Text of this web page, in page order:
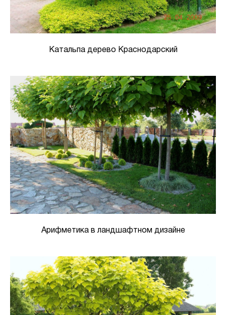
Катальпа дерево Краснодарский
Арифметика в ландшафтном дизайне